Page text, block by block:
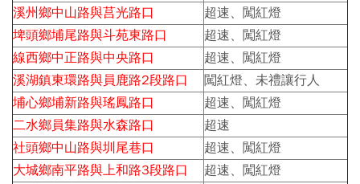
溪州鄉中山路與莒光路口
超速、闖紅燈
埤頭鄉埔尾路與斗苑東路口
超速、闖紅燈
線西鄉中正路與中央路口
超速、闖紅燈
溪湖鎮東環路與員鹿路2段路口
闖紅燈、未禮讓行人
埔心鄉埔新路與瑤鳳路口
超速、闖紅燈
二水鄉員集路與水森路口
超速
社頭鄉中山路與圳尾巷口
超速、闖紅燈
大城鄉南平路與上和路3段路口
超速、闖紅燈